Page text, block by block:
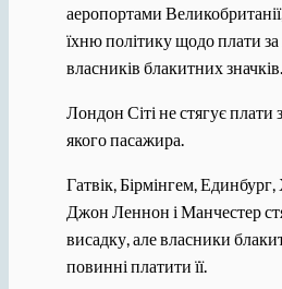
аеропортами
їхню політику щодо плати
власників блакитних значків.
Лондон Сіті не стягує плати
якого пасажира.
Гатвік, Бірмінгем, Единбург,
Джон Леннон і Манчестер
висадку, але власники
повинні платити її.